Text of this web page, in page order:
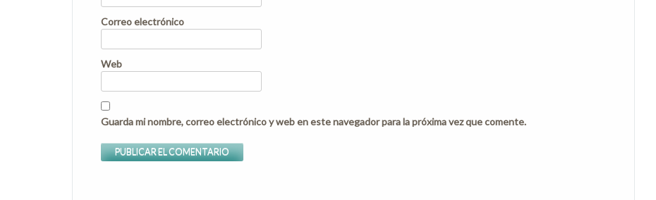
Correo electrónico
Web
Guarda mi nombre, correo electrónico y web en este navegador para la próxima vez que comente.